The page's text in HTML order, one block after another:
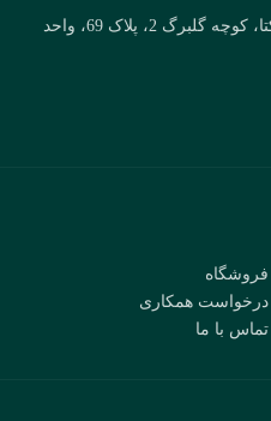
کرج، میدان والفجر، خیابان یکتا، کوچه گلبرگ 2، پلاک 69، واحد
فروشگاه
درخواست همکاری
تماس با ما